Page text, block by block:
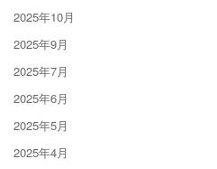
2025年10月
2025年9月
2025年7月
2025年6月
2025年5月
2025年4月